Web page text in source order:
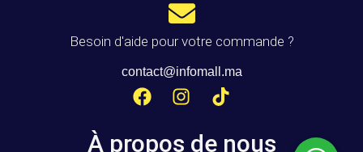
Besoin d'aide pour votre commande ?
contact@infomall.ma
À propos de nous